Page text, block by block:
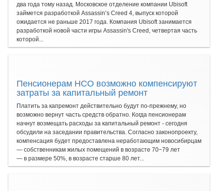
два года тому назад. Московское отделение компании Ubisoft
займется разработкой Assassin’s Creed 4, выпуск которой
ожидается не раньше 2017 года. Компания Ubisoft занимается
разработкой новой части игры Assassin's Creed, четвертая часть
которой...
Пенсионерам НСО возможно компенсируют
затраты за капитальный ремонт
Платить за капремонт действительно будут по-прежнему, но
возможно вернут часть средств обратно. Когда пенсионерам
начнут возмещать расходы за капитальный ремонт - сегодня
обсудили на заседании правительства. Согласно законопроекту,
компенсация будет предоставлена неработающим новосибирцам
— собственникам жилых помещений в возрасте 70−79 лет
— в размере 50%, в возрасте старше 80 лет...